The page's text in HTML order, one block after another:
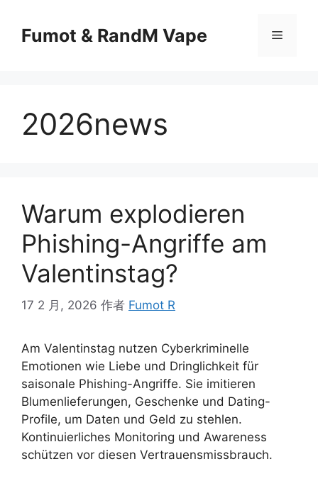
Fumot & RandM Vape
2026news
Warum explodieren
Phishing-Angriffe am
Valentinstag?
17 2 月, 2026 作者 Fumot R
Am Valentinstag nutzen Cyberkriminelle
Emotionen wie Liebe und Dringlichkeit für
saisonale Phishing-Angriffe. Sie imitieren
Blumenlieferungen, Geschenke und Dating-
Profile, um Daten und Geld zu stehlen.
Kontinuierliches Monitoring und Awareness
schützen vor diesen Vertrauensmissbrauch.